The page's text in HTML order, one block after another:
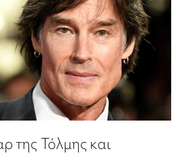
της Τόλμης και